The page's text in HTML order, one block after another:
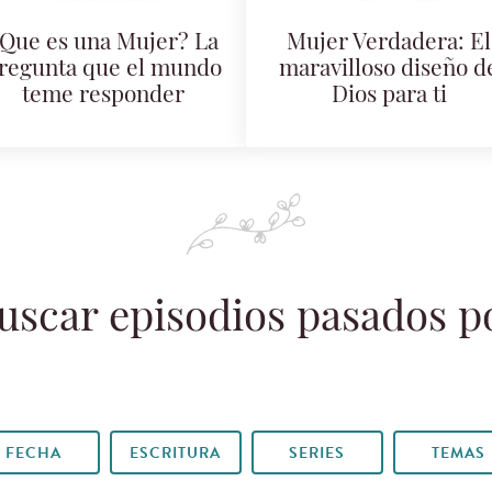
es una Mujer? La
que el mundo
teme responder
Mujer Verdadera: El
maravilloso diseño
Dios para ti
episodios pasados
FECHA ESCRITURA SERIES TEMAS